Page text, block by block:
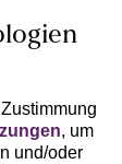
, um
und/oder